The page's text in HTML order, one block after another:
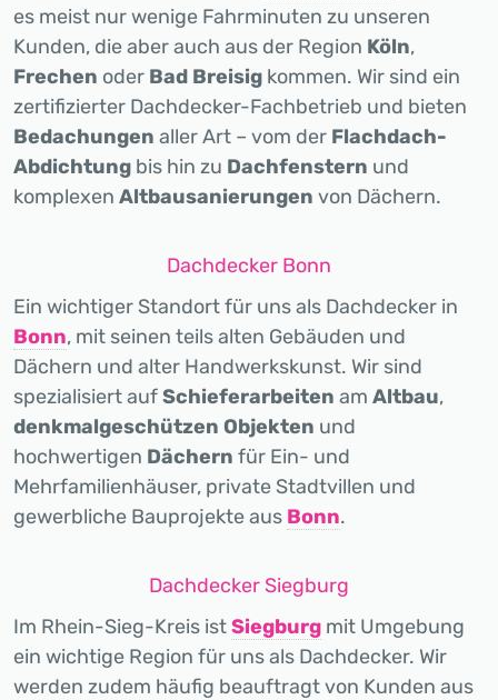
es meist nur wenige Fahrminuten zu unseren
Kunden, die aber auch aus der Region Köln,
Frechen oder Bad Breisig kommen. Wir sind ein
zertifizierter Dachdecker-Fachbetrieb und bieten
Bedachungen aller Art – vom der Flachdach-
Abdichtung bis hin zu Dachfenstern und
komplexen Altbausanierungen von Dächern.
Dachdecker Bonn
Ein wichtiger Standort für uns als Dachdecker in
Bonn, mit seinen teils alten Gebäuden und
Dächern und alter Handwerkskunst. Wir sind
spezialisiert aufSchieferarbeiten am Altbau,
denkmalgeschützen Objekten und
hochwertigen Dächern für Ein- und
Mehrfamilienhäuser, private Stadtvillen und
gewerbliche Bauprojekte aus Bonn.
Dachdecker Siegburg
Im Rhein-Sieg-Kreis istSiegburg mit Umgebung
ein wichtige Region für uns als Dachdecker. Wir
werden zudem häufig beauftragt von Kunden aus